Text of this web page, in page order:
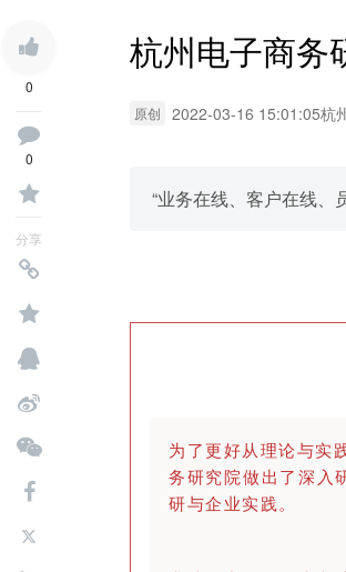
0
0
分享
杭州电子商务
原创 2022-03-16 15:01:05杭
“业务在线、客户在线、
为了更好从理论与实
务研究院做出了深入
研与企业实践。